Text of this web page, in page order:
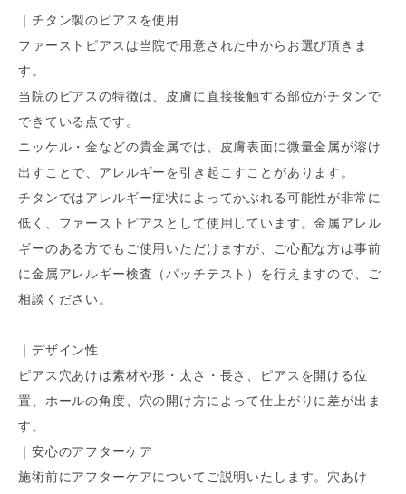
｜チタン製のピアスを使用
ファーストピアスは当院で用意された中からお選び頂きま
す。
当院のピアスの特徴は、皮膚に直接接触する部位がチタンで
できている点です。
ニッケル・金などの貴金属では、皮膚表面に微量金属が溶け
出すことで、アレルギーを引き起こすことがあります。
チタンではアレルギー症状によってかぶれる可能性が非常に
低く、ファーストピアスとして使用しています。金属アレル
ギーのある方でもご使用いただけますが、ご心配な方は事前
に金属アレルギー検査（パッチテスト）を行えますので、ご
相談ください。
｜デザイン性
ピアス穴あけは素材や形・太さ・長さ、ピアスを開ける位
置、ホールの角度、穴の開け方によって仕上がりに差が出ま
す。
｜安心のアフターケア
施術前にアフターケアについてご説明いたします。穴あけ